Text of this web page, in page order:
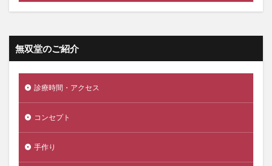
無双堂のご紹介
診療時間・アクセス
コンセプト
手作り